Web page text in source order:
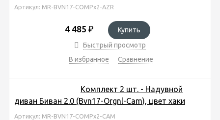
Артикул: MR-BVN17-COMPx2-AZR
4 485 ₽
Купить
Быстрый просмотр
В избранное
Сравнение
Комплект 2 шт. - Надувной
диван Биван 2.0 (Bvn17-Orgnl-Cam), цвет хаки
Артикул: MR-BVN17-COMPx2-CAM